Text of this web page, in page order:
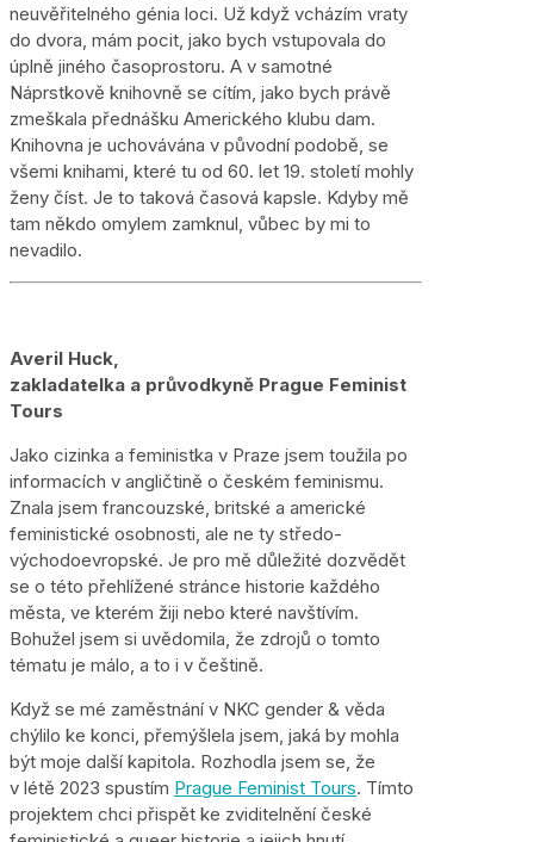
neuvěřitelného génia loci. Už když vcházím vraty
do dvora, mám pocit, jako bych vstupovala do
úplně jiného časoprostoru. A v samotné
Náprstkově knihovně se cítím, jako bych právě
zmeškala přednášku Amerického klubu dam.
Knihovna je uchovávána v původní podobě, se
všemi knihami, které tu od 60. let 19. století mohly
ženy číst. Je to taková časová kapsle. Kdyby mě
tam někdo omylem zamknul, vůbec by mi to
nevadilo.
Averil Huck,
zakladatelka a průvodkyně Prague Feminist
Tours
Jako cizinka a feministka v Praze jsem toužila po
informacích v angličtině o českém feminismu.
Znala jsem francouzské, britské a americké
feministické osobnosti, ale ne ty středo-
východoevropské. Je pro mě důležité dozvědět
se o této přehlížené stránce historie každého
města, ve kterém žiji nebo které navštívím.
Bohužel jsem si uvědomila, že zdrojů o tomto
tématu je málo, a to i v češtině.
Když se mé zaměstnání v NKC gender & věda
chýlilo ke konci, přemýšlela jsem, jaká by mohla
být moje další kapitola. Rozhodla jsem se, že
v létě 2023 spustím Prague Feminist Tours. Tímto
projektem chci přispět ke zviditelnění české